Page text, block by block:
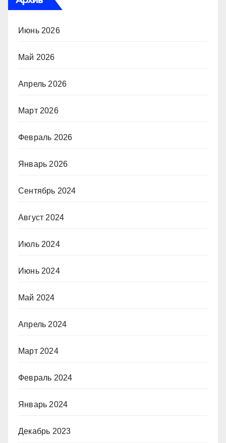
Июнь 2026
Май 2026
Апрель 2026
Март 2026
Февраль 2026
Январь 2026
Сентябрь 2024
Август 2024
Июль 2024
Июнь 2024
Май 2024
Апрель 2024
Март 2024
Февраль 2024
Январь 2024
Декабрь 2023